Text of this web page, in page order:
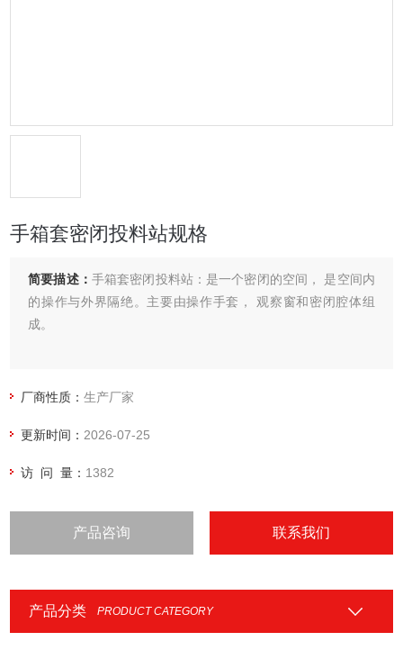
手箱套密闭投料站规格
简要描述： 手箱套密闭投料站：是一个密闭的空间， 是空间内
的操作与外界隔绝。主要由操作手套， 观察窗和密闭腔体组
成。
厂商性质：生产厂家
更新时间： 2026-07-25
访 问 量： 1382
产品咨询 联系我们
产品分类 PRODUCT CATEGORY